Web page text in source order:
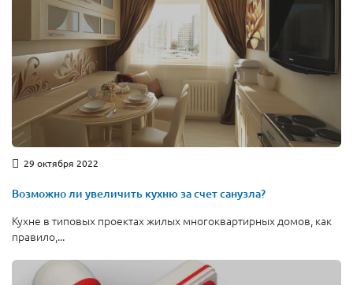
29 октября 2022
Возможно ли увеличить кухню за счет санузла?
Кухне в типовых проектах жилых многоквартирных домов, как
правило,...